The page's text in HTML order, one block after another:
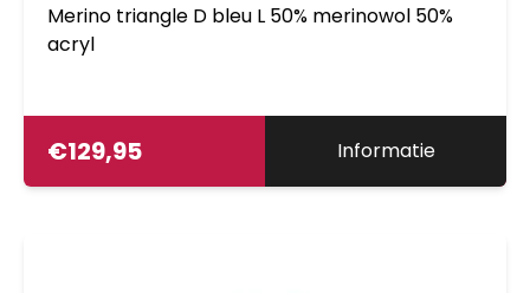
Merino triangle D bleu L 50% merinowol 50%
acryl
€129,95 Informatie